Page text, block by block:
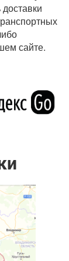
сайте.